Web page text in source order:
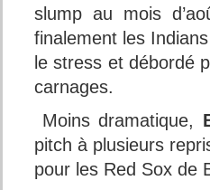
slump au mois
finalement les
le stress et débordé
carnages.
Moins dramatique,
pitch à plusieurs
pour les Red Sox de